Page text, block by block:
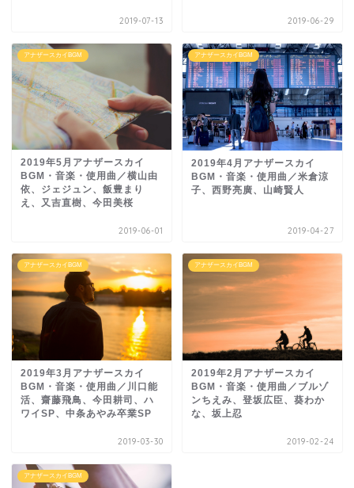
2019-07-13 2019-06-29
アナザースカイBGM
2019年5月アナザースカイ
BGM・音楽・使用曲／横山由
依、ジェジュン、飯豊まり
え、又吉直樹、今田美桜
2019-06-01
アナザースカイBGM
2019年4月アナザースカイ
BGM・音楽・使用曲／米倉涼
子、西野亮廣、山崎賢人
2019-04-27
アナザースカイBGM
2019年3月アナザースカイ
BGM・音楽・使用曲／川口能
活、齋藤飛鳥、今田耕司、ハ
ワイSP、中条あやみ卒業SP
2019-03-30
アナザースカイBGM
2019年2月アナザースカイ
BGM・音楽・使用曲／ブルゾ
ンちえみ、登坂広臣、葵わか
な、坂上忍
2019-02-24
アナザースカイBGM